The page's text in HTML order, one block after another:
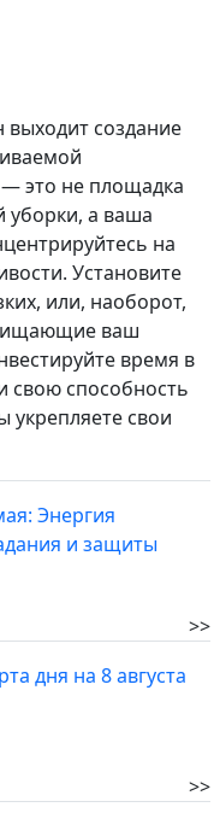
создание
это не площадка
уборки, а ваша
на
Установите
или, наоборот,
ваш
время в
свою способность
свои
Энергия
и защиты
>>
дня на 8 августа
>>